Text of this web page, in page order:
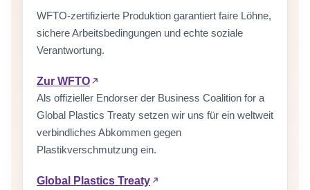
WFTO-zertifizierte Produktion garantiert faire Löhne,
sichere Arbeitsbedingungen und echte soziale
Verantwortung.
Zur WFTO
Als offizieller Endorser der Business Coalition for a
Global Plastics Treaty setzen wir uns für ein weltweit
verbindliches Abkommen gegen
Plastikverschmutzung ein.
Global Plastics Treaty